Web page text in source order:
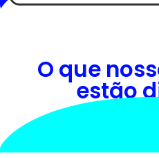
O que
estão